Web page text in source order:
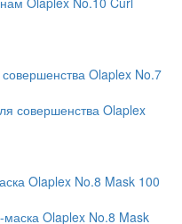
Olaplex No.7
Olaplex No.8 Mask 100